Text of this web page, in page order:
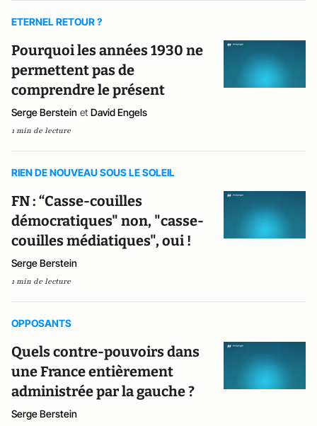
ETERNEL RETOUR ?
Pourquoi les années 1930 ne
permettent pas de
comprendre le présent
Serge Berstein et David Engels
1 min de lecture
RIEN DE NOUVEAU SOUS LE SOLEIL
FN : “Casse-couilles
démocratiques" non, "casse-
couilles médiatiques", oui !
Serge Berstein
1 min de lecture
OPPOSANTS
Quels contre-pouvoirs dans
une France entièrement
administrée par la gauche ?
Serge Berstein